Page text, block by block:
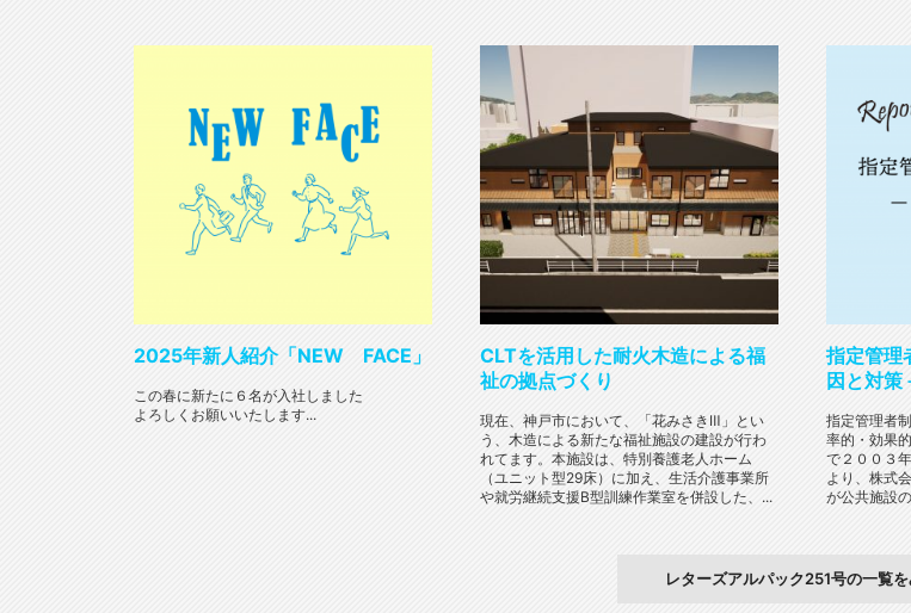
2025年新人紹介「NEW FACE」
この春に新たに６名が入社しました
よろしくお願いいたします...
CLTを活用した耐火木造による福
祉の拠点づくり
現在、神戸市において、「花みさきⅢ」とい
う、木造による新たな福祉施設の建設が行わ
れてます。本施設は、特別養護老人ホーム
（ユニット型29床）に加え、生活介護事業所
や就労継続支援B型訓練作業室を併設した、...
指定管理
因と対策
指定管理者
率的・効果
で２００３
より、株式
が公共施設
レターズアルパック251号の一覧